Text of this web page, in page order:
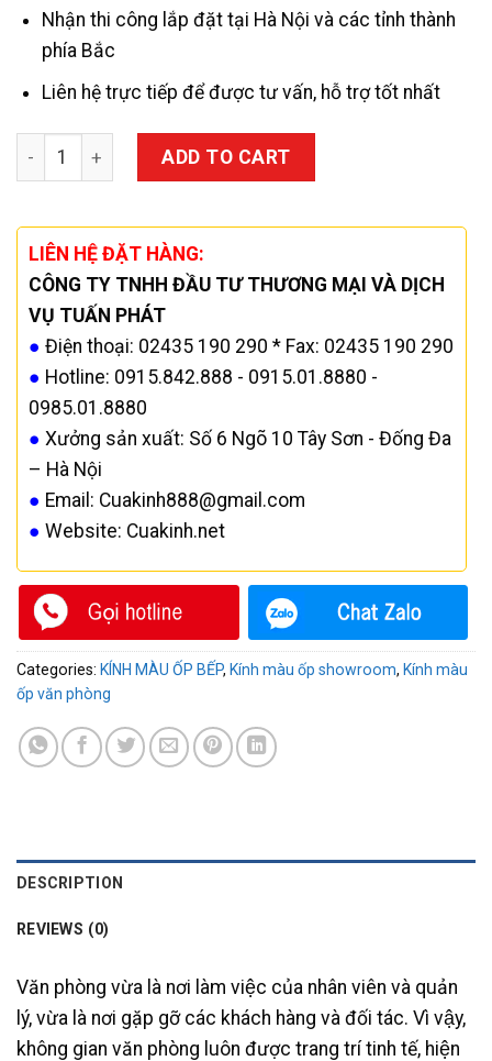
Nhận thi công lắp đặt tại Hà Nội và các tỉnh thành
phía Bắc
Liên hệ trực tiếp để được tư vấn, hỗ trợ tốt nhất
Kính màu ốp tường văn phòng, showroom quantity
ADD TO CART
LIÊN HỆ ĐẶT HÀNG:
CÔNG TY TNHH ĐẦU TƯ THƯƠNG MẠI VÀ DỊCH
VỤ TUẤN PHÁT
● Điện thoại: 02435 190 290 * Fax: 02435 190 290
● Hotline: 0915.842.888 - 0915.01.8880 -
0985.01.8880
● Xưởng sản xuất: Số 6 Ngõ 10 Tây Sơn - Đống Đa
– Hà Nội
● Email: Cuakinh888@gmail.com
● Website: Cuakinh.net
Categories: KÍNH MÀU ỐP BẾP, Kính màu ốp showroom, Kính màu
ốp văn phòng
DESCRIPTION
REVIEWS (0)
Văn phòng vừa là nơi làm việc của nhân viên và quản
lý, vừa là nơi gặp gỡ các khách hàng và đối tác. Vì vậy,
không gian văn phòng luôn được trang trí tinh tế, hiện